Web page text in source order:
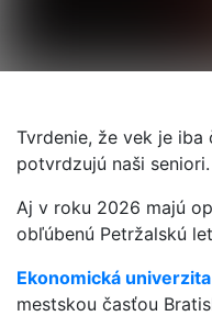
Tvrdenie, že vek je iba
potvrdzujú naši seniori.
Aj v roku 2026 majú
obľúbenú Petržalskú
Ekonomická
mestskou časťou